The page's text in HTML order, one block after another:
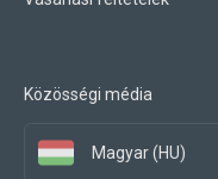
Közösségi média
Magyar (HU)